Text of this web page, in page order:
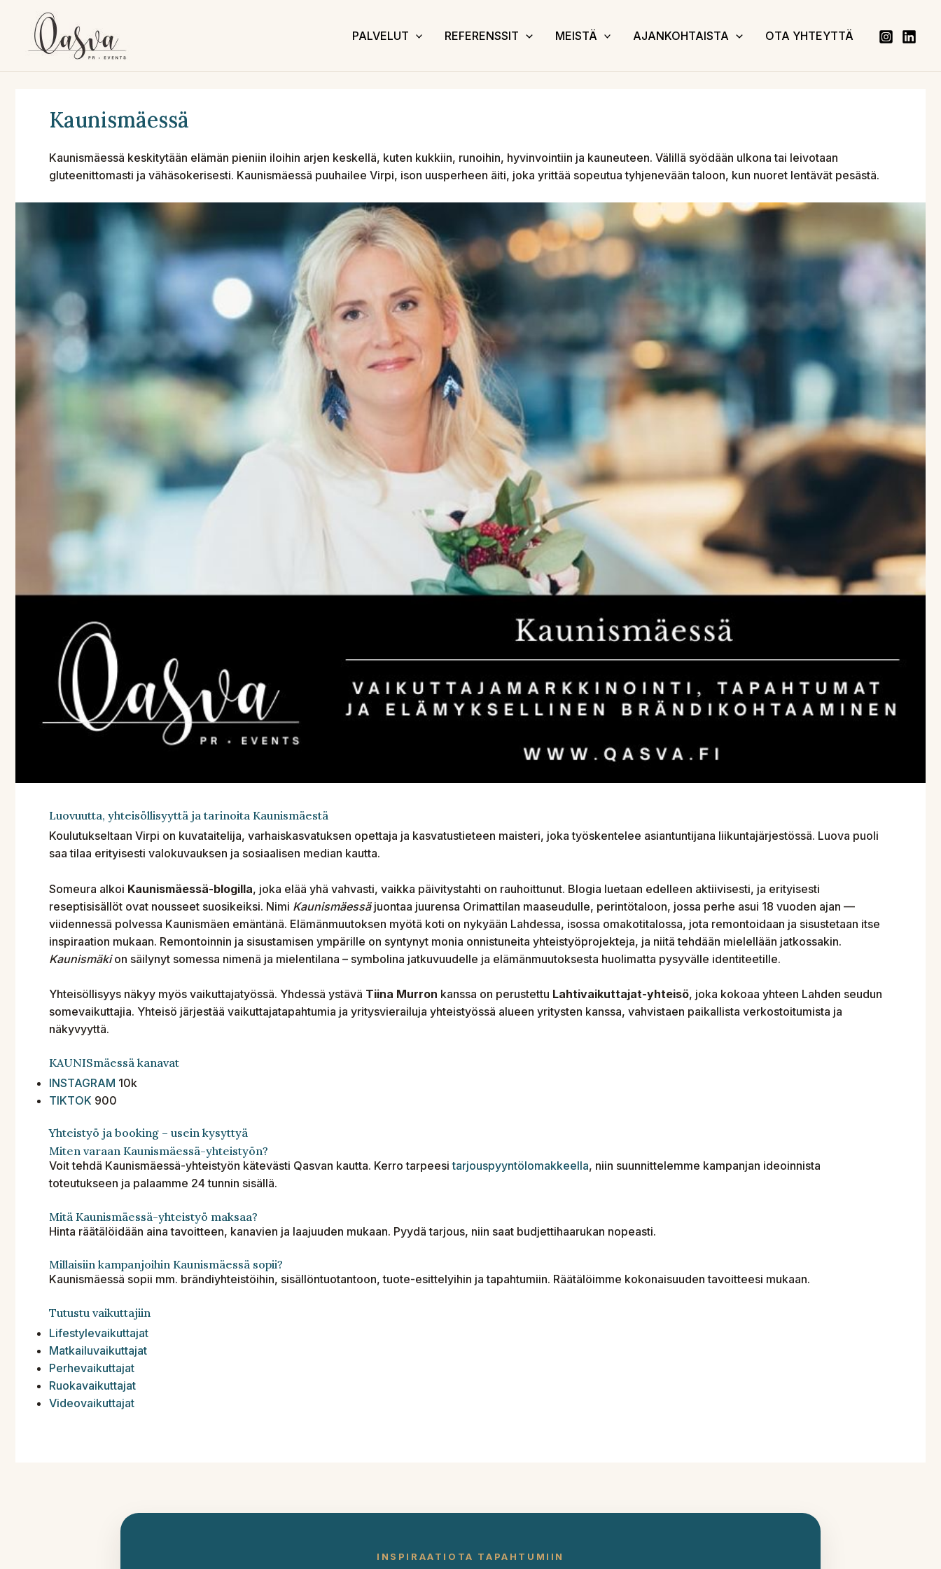
sisältöön
PALVELUT REFERENSSIT MEISTÄ AJANKOHTAISTA OTA YHTEYTTÄ
Kaunismäessä
Kaunismäessä keskitytään elämän pieniin iloihin arjen keskellä, kuten kukkiin, runoihin, hyvinvointiin ja kauneuteen. Välillä syödään ulkona tai leivotaan
gluteenittomasti ja vähäsokerisesti. Kaunismäessä puuhailee Virpi, ison uusperheen äiti, joka yrittää sopeutua tyhjenevään taloon, kun nuoret lentävät pesästä.
Luovuutta, yhteisöllisyyttä ja tarinoita Kaunismäestä
Koulutukseltaan Virpi on kuvataitelija, varhaiskasvatuksen opettaja ja kasvatustieteen maisteri, joka työskentelee asiantuntijana liikuntajärjestössä. Luova puoli
saa tilaa erityisesti valokuvauksen ja sosiaalisen median kautta.
Someura alkoi Kaunismäessä-blogilla, joka elää yhä vahvasti, vaikka päivitystahti on rauhoittunut. Blogia luetaan edelleen aktiivisesti, ja erityisesti
reseptisisällöt ovat nousseet suosikeiksi. Nimi Kaunismäessäjuontaa juurensa Orimattilan maaseudulle, perintötaloon, jossa perhe asui 18 vuoden ajan —
viidennessä polvessa Kaunismäen emäntänä. Elämänmuutoksen myötä koti on nykyään Lahdessa, isossa omakotitalossa, jota remontoidaan ja sisustetaan itse
inspiraation mukaan. Remontoinnin ja sisustamisen ympärille on syntynyt monia onnistuneita yhteistyöprojekteja, ja niitä tehdään mielellään jatkossakin.
Kaunismäkion säilynyt somessa nimenä ja mielentilana – symbolina jatkuvuudelle ja elämänmuutoksesta huolimatta pysyvälle identiteetille.
Yhteisöllisyys näkyy myös vaikuttajatyössä. Yhdessä ystävä Tiina Murron kanssa on perustettu Lahtivaikuttajat-yhteisö, joka kokoaa yhteen Lahden seudun
somevaikuttajia. Yhteisö järjestää vaikuttajatapahtumia ja yritysvierailuja yhteistyössä alueen yritysten kanssa, vahvistaen paikallista verkostoitumista ja
näkyvyyttä.
KAUNISmäessä kanavat
INSTAGRAM 10k
TIKTOK 900
Yhteistyö ja booking – usein kysyttyä
Miten varaan Kaunismäessä-yhteistyön?
Voit tehdä Kaunismäessä-yhteistyön kätevästi Qasvan kautta. Kerro tarpeesitarjouspyyntölomakkeella, niin suunnittelemme kampanjan ideoinnista
toteutukseen ja palaamme 24 tunnin sisällä.
Mitä Kaunismäessä-yhteistyö maksaa?
Hinta räätälöidään aina tavoitteen, kanavien ja laajuuden mukaan. Pyydä tarjous, niin saat budjettihaarukan nopeasti.
Millaisiin kampanjoihin Kaunismäessä sopii?
Kaunismäessä sopii mm. brändiyhteistöihin, sisällöntuotantoon, tuote-esittelyihin ja tapahtumiin. Räätälöimme kokonaisuuden tavoitteesi mukaan.
Tutustu vaikuttajiin
Lifestylevaikuttajat
Matkailuvaikuttajat
Perhevaikuttajat
Ruokavaikuttajat
Videovaikuttajat
INSPIRAATIOTA TAPAHTUMIIN